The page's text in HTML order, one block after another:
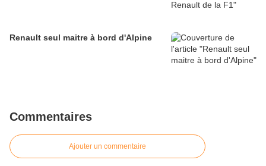
Renault seul maitre à bord d'Alpine
Commentaires
Ajouter un commentaire